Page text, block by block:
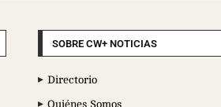
SOBRE CW+ NOTICIAS
Directorio
Quiénes Somos